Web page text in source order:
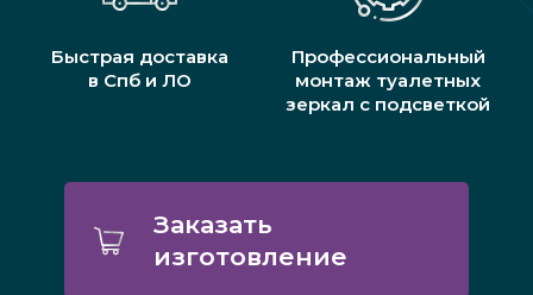
Быстрая доставка
в Спб и ЛО
Профессиональный
монтаж туалетных
зеркал с подсветкой
Заказать
изготовление